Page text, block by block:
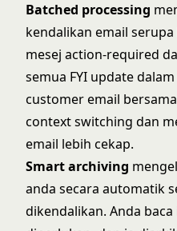
Batched processing
kendalikan email
mesej action-required
semua FYI update
customer email
context switching dan
email lebih cekap.
Smart archiving
anda secara automatik
dikendalikan. Anda